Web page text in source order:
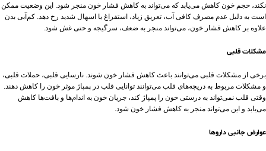
نکند، حجم خون کاهش می‌یابد که می‌تواند به کاهش فشار خون منجر شود. این وضعیت ممکن
است به دلیل عدم مصرف کافی آب، تعریق زیاد، استفراغ یا اسهال شدید رخ دهد. کم‌آبی بدن
علاوه بر کاهش فشار خون، می‌تواند منجر به ضعف، سرگیجه و حتی غش شود.
مشکلات قلبی
برخی از مشکلات قلبی می‌توانند باعث کاهش فشار خون شوند. نارسایی قلبی، حملات قلبی،
و مشکلات مربوط به دریچه‌های قلب می‌توانند توانایی قلب در پمپاژ موثر خون را کاهش دهند.
وقتی قلب نمی‌تواند به درستی خون را پمپاژ کند، جریان خون به اندام‌ها و بافت‌ها کاهش
می‌یابد و این می‌تواند منجر به کاهش فشار خون شود.
عوارض جانبی داروها